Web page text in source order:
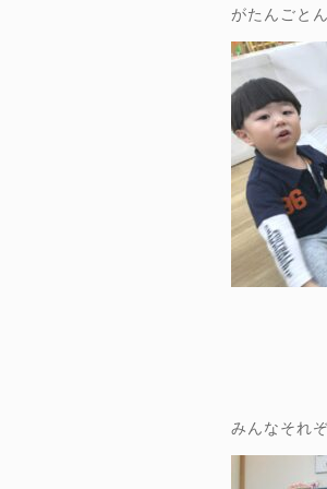
がたんごと
みんなそれ